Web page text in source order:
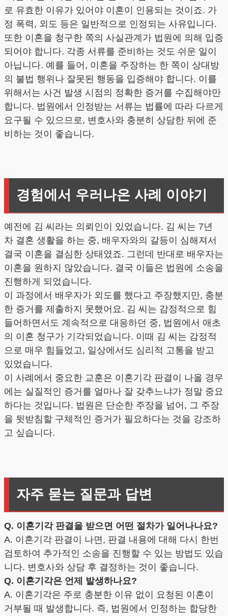
로 유효한 이유가 있어야 이혼이 인용되는 것이죠. 가
정 폭력, 외도 등은 일반적으로 인정되는 사유입니다.
또한 이혼을 청구한 쪽의 사실관계가 법원에 의해 입증
되어야 합니다. 각종 서류를 준비하는 것도 쉬운 일이
아닙니다. 예를 들어, 이혼을 주장하는 한 쪽이 상대방
의 불법 행위나 잘못된 행동을 입증해야 합니다. 이를
위해서는 사건 발생 시점의 정확한 증거를 수집해야만
합니다. 법원에서 인정받는 서류는 법률에 따라 다르게
요구될 수 있으므로, 변호사와 충분히 상담한 뒤에 준
비하는 것이 좋습니다.
경험에서 우러나온 사례 이야기
예전에 김 씨라는 의뢰인이 있었습니다. 김 씨는 7년
차 결혼 생활을 하는 중, 배우자와의 갈등이 심해져서
결국 이혼을 결심한 상태였죠. 그런데 반대로 배우자는
이혼을 원하지 않았습니다. 결국 이들은 법원에 소송을
진행하게 되었습니다.
이 과정에서 배우자가 외도를 했다고 주장했지만, 충분
한 증거를 제출하지 못했어요. 김 씨는 감정적으로 힘
들어하면서도 계속적으로 대응하던 중, 법원에서 애초
의 이혼 청구가 기각되었습니다. 이때 김 씨는 감정적
으로 매우 힘들었고, 일상에서도 심리적 고통을 받고
있었습니다.
이 사례에서 중요한 교훈은 이혼기각 판결이 나올 경우
에는 실질적인 증거를 얼마나 잘 갖추느냐가 정말 중요
하다는 것입니다. 법원은 단순한 주장을 넘어, 그 주장
을 뒷받침할 구체적인 증거가 필요하다는 것을 강조하
고 싶습니다.
자주 묻는 질문과 답변
Q. 이혼기각 판결을 받으면 어떤 절차가 일어나나요?
A. 이혼기각 판결이 나면, 판결 내용에 대해 다시 한번
검토하여 추가적인 소송을 진행할 수 있는 방법도 있습
니다. 변호사와 상담 후 결정하는 것이 좋습니다.
Q. 이혼기각은 언제 발생하나요?
A. 이혼기각은 주로 충분한 이유 없이 요청된 이혼이
거부될 때 발생합니다. 즉, 법원에서 인정하는 합당한